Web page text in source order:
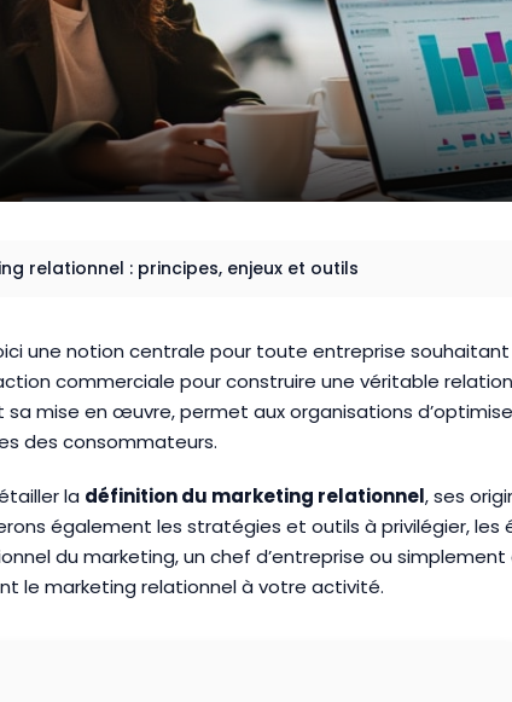
relationnel : principes, enjeux et outils
une notion centrale pour toute entreprise
commerciale pour construire une véritable
mise en œuvre, permet aux organisations
des consommateurs.
la définition du marketing relationnel, ses
également les stratégies et outils à privilégier,
du marketing, un chef d’entreprise ou
le marketing relationnel à votre activité.